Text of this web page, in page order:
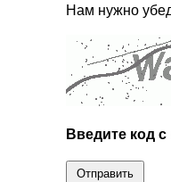
Нам нужно
Введите код с
Отправить